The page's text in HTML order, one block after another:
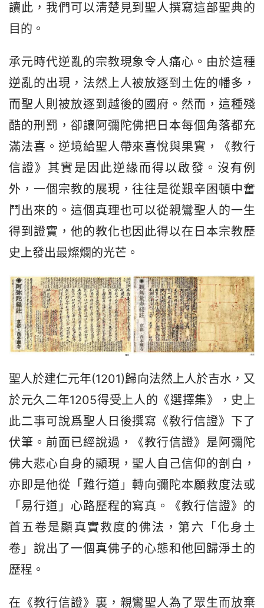
讀此，我們可以淸楚見到聖人撰寫這部聖典的
目的。
承元時代逆亂的宗教現象令人痛心。由於這種
逆亂的出現，法然上人被放逐到土佐的幡多，
而聖人則被放逐到越後的國府。然而，這種殘
酷的刑罰，卻讓阿彌陀佛把日本每個角落都充
滿法喜。逆境給聖人帶來喜悅與果實，《教行
信證》其實是因此逆緣而得以啟發。沒有例
外，一個宗教的展現，往往是從艱辛困頓中奮
鬥出來的。這個真理也可以從親鸞聖人的一生
得到證實，他的教化也因此得以在日本宗教歷
史上發出最燦爛的光芒。
聖人於建仁元年(1201)歸向法然上人於吉水，又
於元久二年1205得受上人的《選擇集》，史上
此二事可說爲聖人日後撰寫《敎行信證》下了
伏筆。前面已經說過，《教行信證》是阿彌陀
佛大悲心自身的顯現，聖人自己信仰的剖白，
亦即是他從「難行道」轉向彌陀本願救度法或
「易行道」心路歷程的寫真。《教行信證》的
首五卷是顯真實救度的佛法，第六「化身土
卷」說出了一個真佛子的心態和他回歸淨土的
歷程。
在《教行信證》裏，親鸞聖人為了眾生而放棄